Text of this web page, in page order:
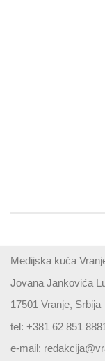
Medijska kuća
Jovana Jankovića
17501 Vranje, Srbija
tel: +381 62 851
e-mail: